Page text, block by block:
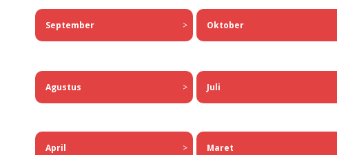
September > Oktober
Agustus > Juli
April > Maret